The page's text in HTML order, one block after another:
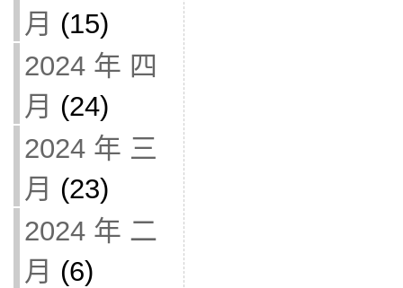
月 (15)
2024 年 四
月 (24)
2024 年 三
月 (23)
2024 年 二
月 (6)